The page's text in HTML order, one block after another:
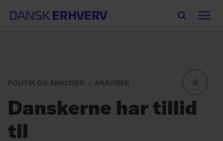
POLITIK OG ANALYSER
ANALYSER
Danskerne har tillid
til